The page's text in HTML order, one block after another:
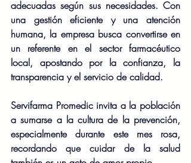
adecuadas según sus necesidades. Con
una gestión eficiente y una atención
humana, la empresa busca convertirse en
un referente en el sector farmacéutico
local, apostando por la confianza, la
transparencia y el servicio de calidad.
Servifarma Promedic invita a la población
a sumarse a la cultura de la prevención,
especialmente durante este mes rosa,
recordando que cuidar de la salud